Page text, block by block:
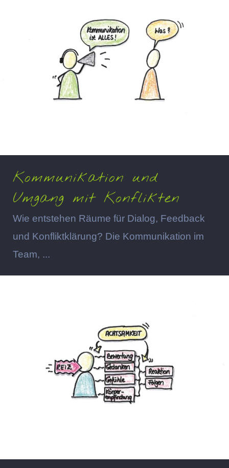
Kommunikation und
Umgang mit Konflikten
Wie entstehen Räume für Dialog, Feedback
und Konfliktklärung? Die Kommunikation im
Team, ...